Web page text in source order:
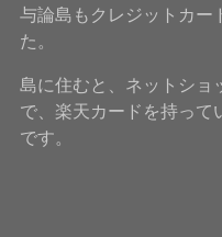
与論島もクレジットカー
た。
島に住むと、ネットショ
で、楽天カードを持って
です。